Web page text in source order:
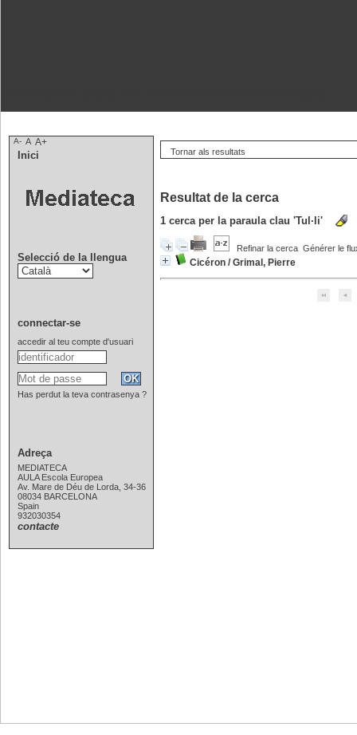
Tornar als resultats
Resultat de la cerca
1 cerca per la paraula clau 'Tul·li'
Refinar la cerca Générer le
Cicéron /Grimal, Pierre
A- A A+
Inici
Selecció de la llengua
connectar-se
accedir al teu compte d'usuari
Has perdut la teva contrasenya ?
Adreça
MEDIATECA
AULA Escola Europea
Av. Mare de Déu de Lorda, 34-36
08034 BARCELONA
Spain
932030354
contacte